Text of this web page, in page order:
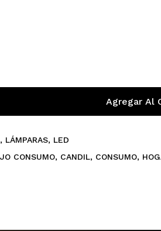
Agregar Al
, LÁMPARAS, LED
CONSUMO, CANDIL, CONSUMO,